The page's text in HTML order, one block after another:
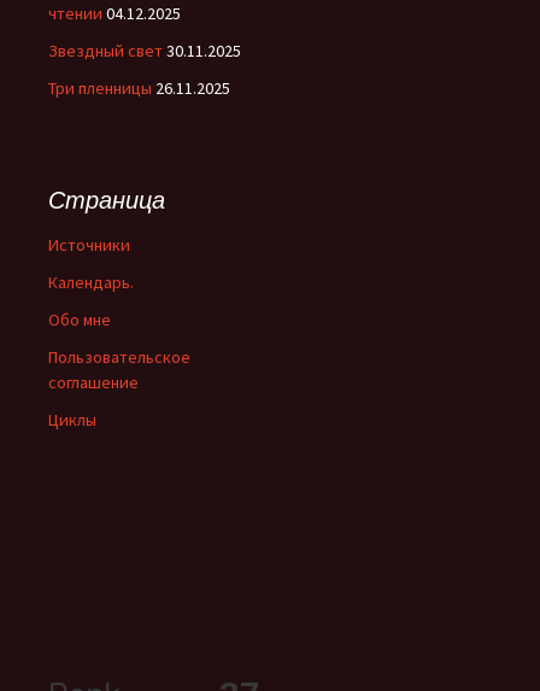
чтении 04.12.2025
Звездный свет30.11.2025
Три пленницы 26.11.2025
Страница
Источники
Календарь.
Обо мне
Пользовательское
соглашение
Циклы